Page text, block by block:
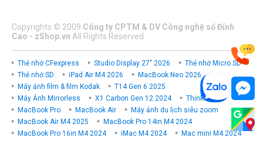
Copyrights © 2009 Công ty CPTM & DV Công nghệ số Đỉnh
Cao - zShop.vn All Rights Reserved
Thẻ nhớ CFexpress Studio Display 27" 2026
Thẻ nhớ Micro SD
Thẻ nhớ SD
iPad Air M4 2026
MacBook Neo 2026
Máy ảnh film & film Kodak
T14 Gen 6 2025
Máy Ảnh Mirrorless
X1 Carbon Gen 12 2024
ThinkPad P
MacBook Pro
MacBook Air
Máy ảnh du lịch siêu zoom
MacBook Air M4 2025
MacBook Pro 14in M4 2024
MacBook Pro 16in M4 2024
iMac M4 2024 Mac mini M4 2024